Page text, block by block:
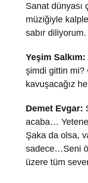
Sanat dünyası
müziğiyle
sabır diliyorum.
Yeşim Salkım:
şimdi gittin mi?
kavuşacağız
Demet Evgar:
acaba…
Şaka da olsa,
sadece…Seni
üzere tüm